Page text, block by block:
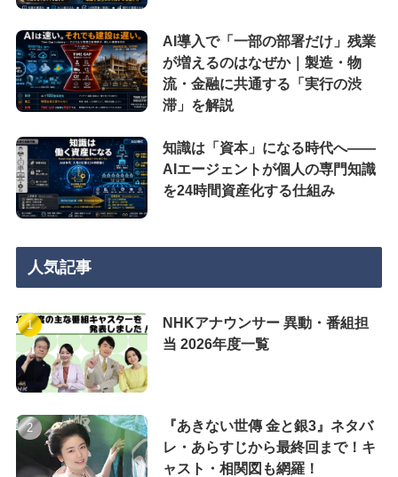
AI導入で「一部の部署だけ」残業
が増えるのはなぜか｜製造・物
流・金融に共通する「実行の渋
滞」を解説
知識は「資本」になる時代へ——
AIエージェントが個人の専門知識
を24時間資産化する仕組み
人気記事
NHKアナウンサー 異動・番組担
当 2026年度一覧
『あきない世傳 金と銀3』ネタバ
レ・あらすじから最終回まで！キ
ャスト・相関図も網羅！